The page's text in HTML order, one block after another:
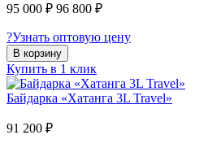
95 000 ₽ 96 800 ₽
?Узнать оптовую цену
В корзину
Купить в 1 клик
Байдарка «Хатанга 3L Travel»
91 200 ₽